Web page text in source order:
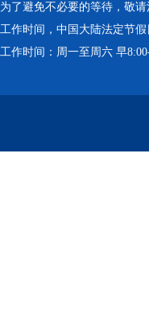
为了避免不必要的等待，敬
工作时间，中国大陆法定节假
工作时间：周一至周六 早